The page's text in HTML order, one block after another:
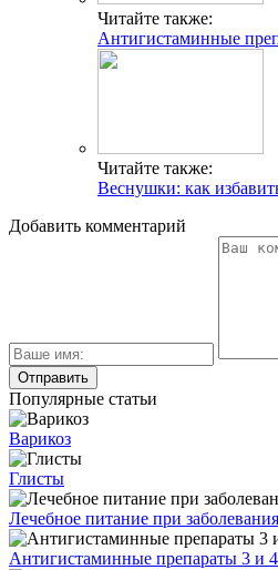
Читайте также:
Антигистаминные
Читайте также:
Веснушки: как
Добавить комментарий
Популярные статьи
Варикоз
Глисты
Лечебное питание при
Антигистаминные препараты 3 и